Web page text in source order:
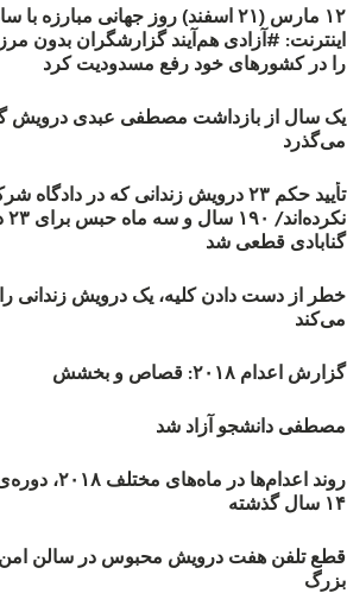
۱۲ مارس (۲۱ اسفند) روز جهانی مبارزه
را در کشورهای خود رفع مسدودیت کرد
یک سال از بازداشت مصطفی عبدی درویش
می‌گذرد
تأیید حکم ۲۳ درویش زندانی که در دادگاه
گنابادی قطعی شد
خطر از دست دادن کلیه، یک درویش زندانی را
می‌کند
گزارش اعدام ۲۰۱۸: قصاص و بخشش
مصطفی دانشجو آزاد شد
روند اعدام‌ها در
۱۴ سال گذشته
قطع تلفن هفت درویش محبوس در سالن امن
بزرگ